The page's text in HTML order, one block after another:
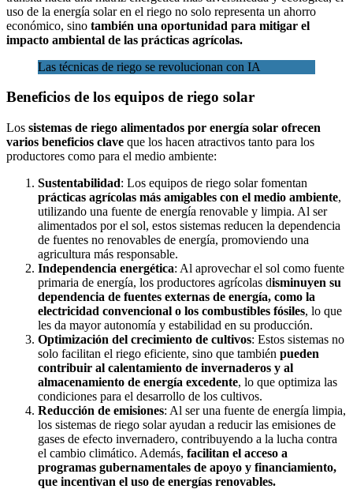
uso de la energía solar en el riego no solo representa un ahorro
económico, sino también una oportunidad para mitigar el
impacto ambiental de las prácticas agrícolas.
Las técnicas de riego se revolucionan con IA
Beneficios de los equipos de riego solar
Los sistemas de riego alimentados por energía solar ofrecen
varios beneficios clave que los hacen atractivos tanto para los
productores como para el medio ambiente:
Sustentabilidad: Los equipos de riego solar fomentan
prácticas agrícolas más amigables con el medio ambiente,
utilizando una fuente de energía renovable y limpia. Al ser
alimentados por el sol, estos sistemas reducen la dependencia
de fuentes no renovables de energía, promoviendo una
agricultura más responsable.
Independencia energética: Al aprovechar el sol como fuente
primaria de energía, los productores agrícolas disminuyen su
dependencia de fuentes externas de energía, como la
electricidad convencional o los combustibles fósiles, lo que
les da mayor autonomía y estabilidad en su producción.
Optimización del crecimiento de cultivos: Estos sistemas no
solo facilitan el riego eficiente, sino que también pueden
contribuir al calentamiento de invernaderos y al
almacenamiento de energía excedente, lo que optimiza las
condiciones para el desarrollo de los cultivos.
Reducción de emisiones: Al ser una fuente de energía limpia,
los sistemas de riego solar ayudan a reducir las emisiones de
gases de efecto invernadero, contribuyendo a la lucha contra
el cambio climático. Además, facilitan el acceso a
programas gubernamentales de apoyo y financiamiento,
que incentivan el uso de energías renovables.